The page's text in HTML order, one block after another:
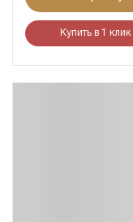
Купить в 1 клик